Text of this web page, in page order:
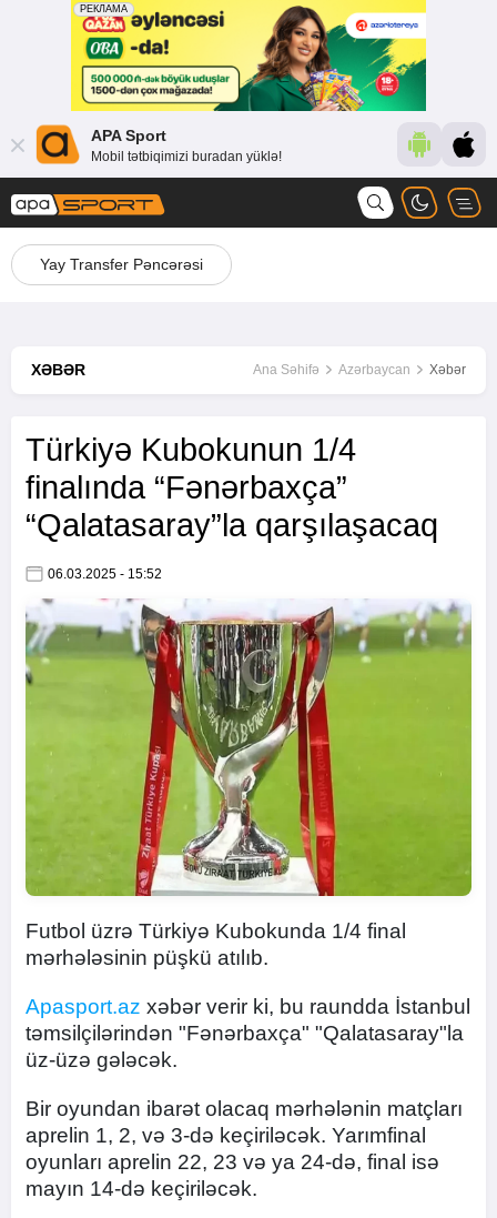
APA Sport
Mobil tətbiqimizi buradan yüklə!
Yay Transfer Pəncərəsi
XƏBƏR Ana Səhifə Azərbaycan Xəbər
Türkiyə Kubokunun 1/4
finalında “Fənərbaxça”
“Qalatasaray”la qarşılaşacaq
06.03.2025 - 15:52
Futbol üzrə Türkiyə Kubokunda 1/4 final
mərhələsinin püşkü atılıb.
Apasport.az xəbər verir ki, bu raundda İstanbul
təmsilçilərindən "Fənərbaxça" "Qalatasaray"la
üz-üzə gələcək.
Bir oyundan ibarət olacaq mərhələnin matçları
aprelin 1, 2, və 3-də keçiriləcək. Yarımfinal
oyunları aprelin 22, 23 və ya 24-də, final isə
mayın 14-də keçiriləcək.